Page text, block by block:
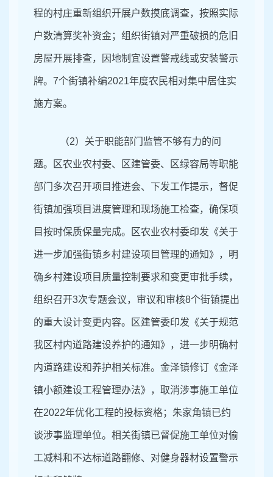
程的村庄重新组织开展户数摸底调查，按照实际
户数清算奖补资金；组织街镇对严重破损的危旧
房屋开展排查，因地制宜设置警戒线或安装警示
牌。7个街镇补编2021年度农民相对集中居住实
施方案。
（2）关于职能部门监管不够有力的问
题。区农业农村委、区建管委、区绿容局等职能
部门多次召开项目推进会、下发工作提示，督促
街镇加强项目进度管理和现场施工检查，确保项
目按时保质保量完成。区农业农村委印发《关于
进一步加强街镇乡村建设项目管理的通知》，明
确乡村建设项目质量控制要求和变更审批手续，
组织召开3次专题会议，审议和审核8个街镇提出
的重大设计变更内容。区建管委印发《关于规范
我区村内道路建设养护的通知》，进一步明确村
内道路建设和养护相关标准。金泽镇修订《金泽
镇小额建设工程管理办法》，取消涉事施工单位
在2022年优化工程的投标资格；朱家角镇已约
谈涉事监理单位。相关街镇已督促施工单位对偷
工减料和不达标道路翻修、对健身器材设置警示